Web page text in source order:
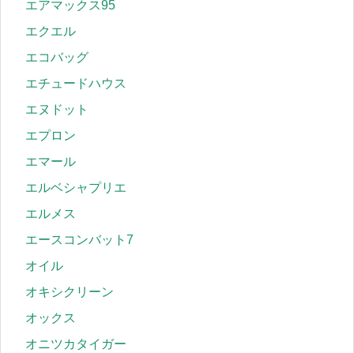
エアマックス95
エクエル
エコバッグ
エチュードハウス
エヌドット
エプロン
エマール
エルベシャプリエ
エルメス
エースコンバット7
オイル
オキシクリーン
オックス
オニツカタイガー